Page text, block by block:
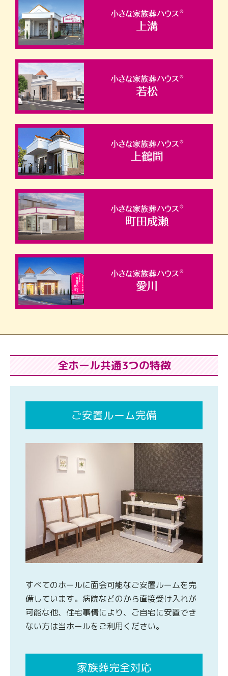
全ホール共通3つの特徴
ご安置ルーム完備
すべてのホールに面会可能なご安置ルームを完
備しています。病院などのから直接受け入れが
可能な他、住宅事情により、ご自宅に安置でき
ない方は当ホールをご利用ください。
家族葬完全対応